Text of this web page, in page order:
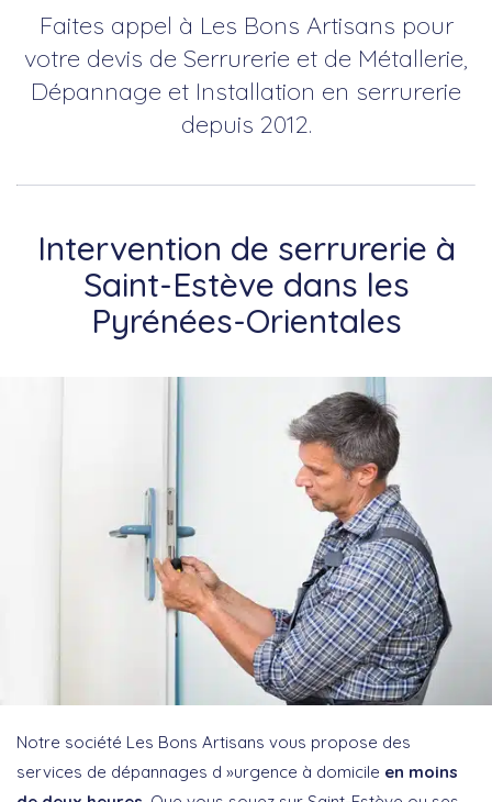
Faites appel à Les Bons Artisans pour
votre devis de Serrurerie et de Métallerie,
Dépannage et Installation en serrurerie
depuis 2012.
Intervention de serrurerie à
Saint-Estève dans les
Pyrénées-Orientales
Notre société Les Bons Artisans vous propose des
services de dépannages d »urgence à domicile en moins